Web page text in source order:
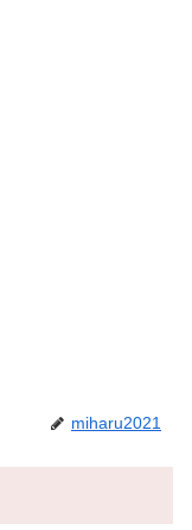
miharu2021